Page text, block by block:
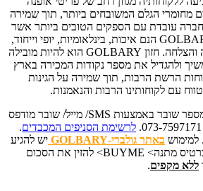
מחומרי הגלם המשובחים ביותר, תוך שמירה
עובדת עם הספקים הטובים ביותר אשר
נבחרים בקפידה. ערכי GOLBARY הנם איכות, בינלאומיות, יופי וייחוד,
אפנתיות, אלגנטיות, הכרה והצלחה. חזון GOLBARY הוא להיות מובילה
ולהגדיל את מספר נקודות המכירה בארץ
הרשת הרבות, תוך שמירה על הגינות
עם לקוחותינו הרבות והנאמנות.
למימוש השובר יש להציג מספר שובר באמצעות SMS/ מייל/ שובר מודפס
לרשימת הסניפים המכבדים.
למימוש באתר גולברי-GOLBARY
יש להגיע
לעמוד התשלום> מימוש כרטיס מתנה> BUYME> להזין את הסכום
ללא מקפים.